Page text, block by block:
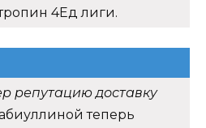
4Ед лиги.
репутацию доставку
теперь